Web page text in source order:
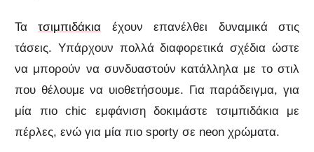
Τατσιμπιδάκια έχουν επανέλθει δυναμικά στις
τάσεις. Υπάρχουν πολλά διαφορετικά σχέδια ώστε
να μπορούν να συνδυαστούν κατάλληλα με το στιλ
που θέλουμε να υιοθετήσουμε. Για παράδειγμα, για
μία πιο chic εμφάνιση δοκιμάστε τσιμπιδάκια με
πέρλες, ενώ για μία πιο sporty σε neon χρώματα.